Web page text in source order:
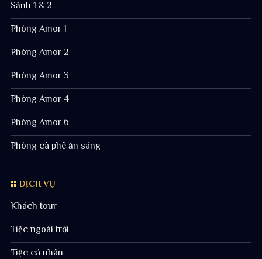
Sảnh 1 & 2
Phòng Amor 1
Phòng Amor 2
Phòng Amor 3
Phòng Amor 4
Phòng Amor 6
Phòng cà phê ăn sáng
DỊCH VỤ
Khách tour
Tiệc ngoài trời
Tiệc cá nhân